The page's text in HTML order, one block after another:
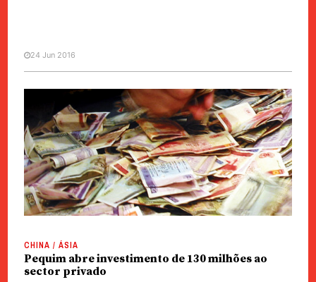
CHINA / ÁSIA
China |Governo incentiva
investimento privado
24 Jun 2016
CHINA / ÁSIA
Pequim abre investimento de 130 milhões ao
sector privado